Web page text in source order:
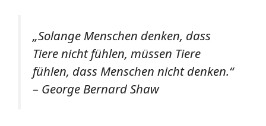
„Solange Menschen denken, dass
Tiere nicht fühlen, müssen Tiere
fühlen, dass Menschen nicht denken.“
– George Bernard Shaw